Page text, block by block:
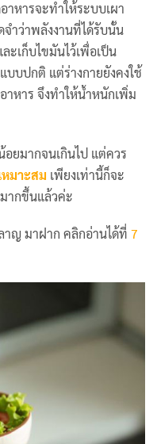
าหารจะทำให้ระบบเผา
จำว่าพลังงานที่ได้รับนั้น
ะเก็บไขมันไว้เพื่อเป็น
บบปกติ แต่ร่างกายยังคงใช้
าหาร จึงทำให้น้ำหนักเพิ่ม
อยมากจนเกินไป แต่ควร
มาะสม เพียงเท่านี้ก็จะ
ากขึ้นแล้วค่ะ
าญ มาฝาก คลิกอ่านได้ที่ 7